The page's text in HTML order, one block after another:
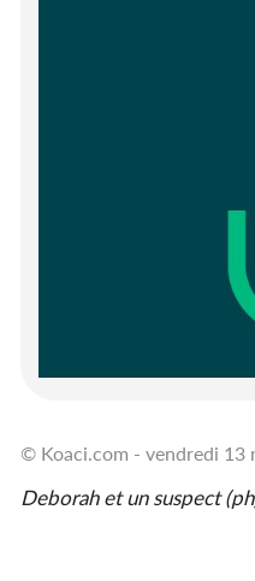
© Koaci.com - vendredi 13
Deborah et un suspect